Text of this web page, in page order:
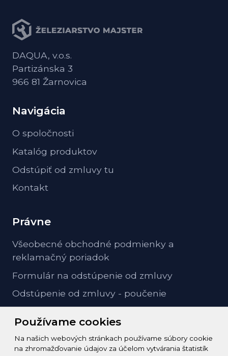
Používame cookies
Na našich webových stránkach používame súbory cookie
na zhromažďovanie údajov za účelom vytvárania štatistík
DAQUA, v.o.s.
Partizánska 3
966 81 Žarnovica
Navigácia
O spoločnosti
Katalóg produktov
Odstúpiť od zmluvy tu
Kontakt
Právne
Všeobecné obchodné podmienky a
reklamačný poriadok
Formulár na odstúpenie od zmluvy
Odstúpenie od zmluvy - poučenie
Kontakt